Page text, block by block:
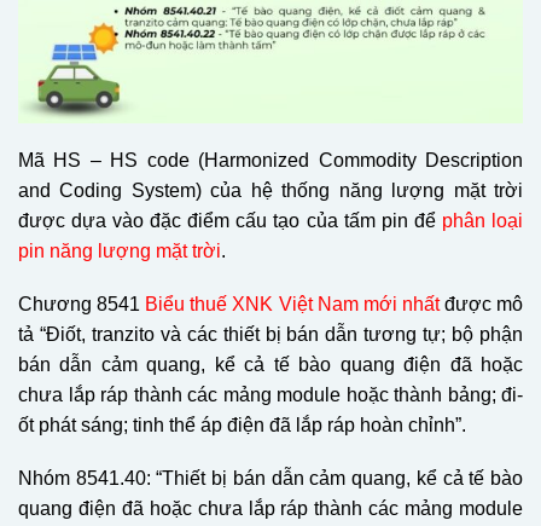
Mã HS – HS code (Harmonized Commodity Description
and Coding System) của hệ thống năng lượng mặt trời
được dựa vào đặc điểm cấu tạo của tấm pin để phân loại
pin năng lượng mặt trời.
Chương 8541 Biểu thuế XNK Việt Nam mới nhấtđược mô
tả “Điốt, tranzito và các thiết bị bán dẫn tương tự; bộ phận
bán dẫn cảm quang, kể cả tế bào quang điện đã hoặc
chưa lắp ráp thành các mảng module hoặc thành bảng; đi-
ốt phát sáng; tinh thể áp điện đã lắp ráp hoàn chỉnh”.
Nhóm 8541.40: “Thiết bị bán dẫn cảm quang, kể cả tế bào
quang điện đã hoặc chưa lắp ráp thành các mảng module